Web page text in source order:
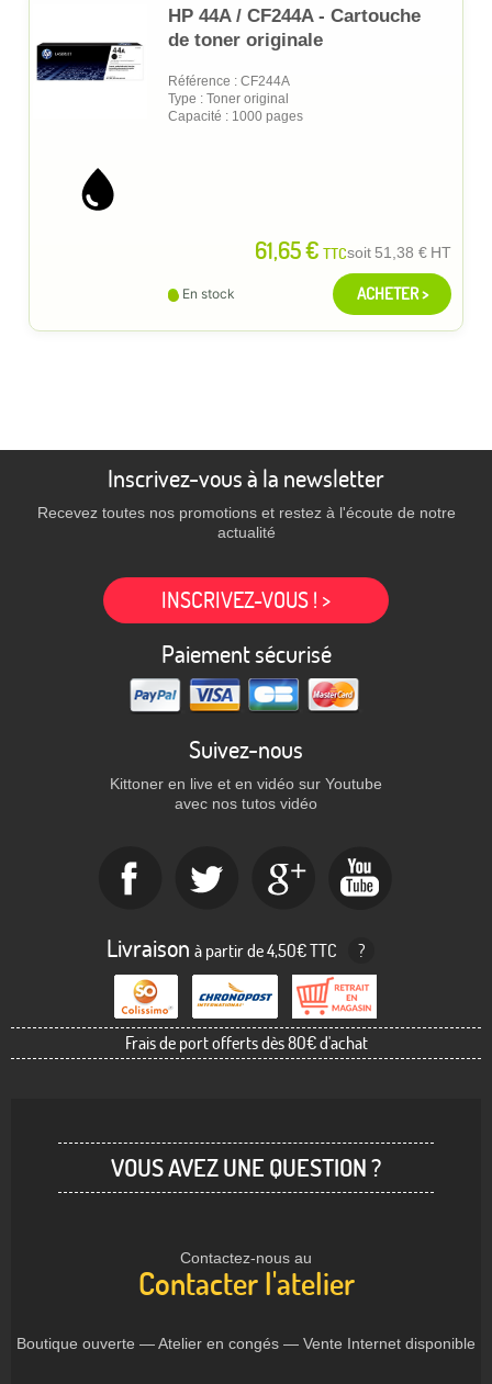
HP 44A / CF244A - Cartouche
de toner originale
Référence : CF244A
Type : Toner original
Capacité : 1000 pages
61,65 € TTCsoit 51,38 € HT
En stock ACHETER >
Inscrivez-vous à la newsletter
Recevez toutes nos promotions et restez à l'écoute de notre
actualité
INSCRIVEZ-VOUS ! >
Paiement sécurisé
Suivez-nous
Kittoner en live et en vidéo sur Youtube
avec nos tutos vidéo
Livraison à partir de 4,50€ TTC ?
Frais de port offerts dès 80€ d'achat
VOUS AVEZ UNE QUESTION ?
Contactez-nous au
Contacter l'atelier
Boutique ouverte — Atelier en congés — Vente Internet disponible